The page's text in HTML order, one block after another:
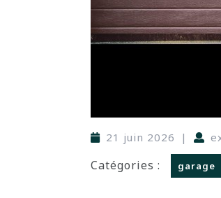
21 juin 2026 |
Catégories : garage